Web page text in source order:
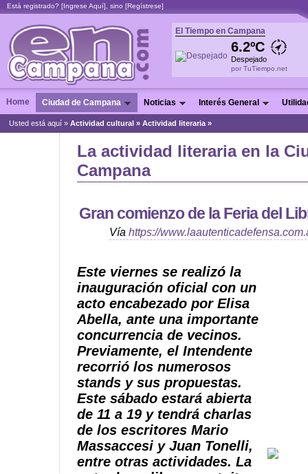
Está registrado? [Ingrese Aquí], sino [Regístrese]
El Tiempo en Campana
6.2ºC
Despejado
por TuTiempo.net
Home Ciudad de Campana Noticias Interés General
Usted está aquí » Actividad cultural » Actividad literaria »
La actividad literaria en la
Campana
Gran comienzo de la Feria del
Vía https://
Este viernes se realizó la
inauguración oficial con un
acto encabezado por Elisa
Abella, ante una importante
concurrencia de vecinos.
Previamente, el Intendente
recorrió los numerosos
stands y sus propuestas.
Este sábado estará abierta
de 11 a 19 y tendrá charlas
de los escritores Mario
Massaccesi y Juan Tonelli,
entre otras actividades. La